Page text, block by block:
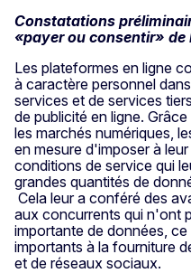
Constatations
«payer ou consentir» de
Les plateformes en ligne
à caractère personnel
services et de services
de publicité en ligne.
les marchés numériques,
en mesure d'imposer à
conditions de service qui
grandes quantités de
Cela leur a conféré des
aux concurrents qui n'ont
importante de données,
importants à la fourniture
et de réseaux sociaux.